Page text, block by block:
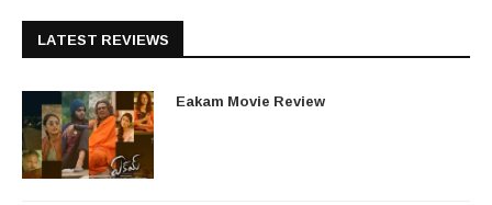
LATEST REVIEWS
Eakam Movie Review